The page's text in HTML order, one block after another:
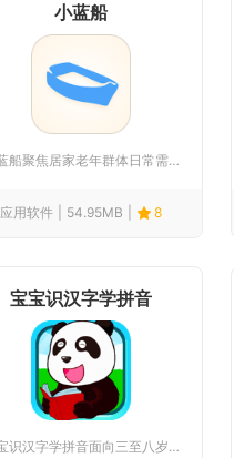
小蓝船
小蓝船聚焦居家老年群体日常需求，整合文娱收听、线上问诊、上门...
应用软件 54.95MB 8
宝宝识汉字学拼音
宝宝识汉字学拼音面向三至八岁学前孩童打造双线启蒙课程，把拼音...